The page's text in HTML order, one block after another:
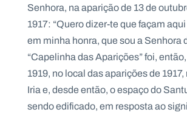
Senhora, na aparição de 13 de
1917: “Quero dizer-te que façam
em minha honra, que sou a Senhora
“Capelinha das Aparições” foi,
1919, no local das aparições de
Iria e, desde então, o espaço do
sendo edificado, em resposta ao